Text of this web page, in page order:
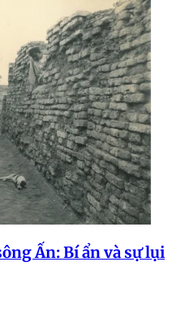
Ấn: Bí ẩn và sự lụi